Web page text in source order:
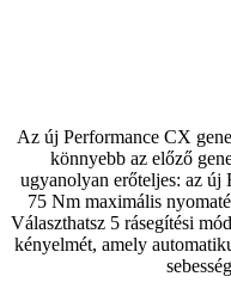
Az új Performance CX
könnyebb az előző
ugyanolyan erőteljes: az új
75 Nm maximális
Választhatsz 5 rásegítési
kényelmét, amely